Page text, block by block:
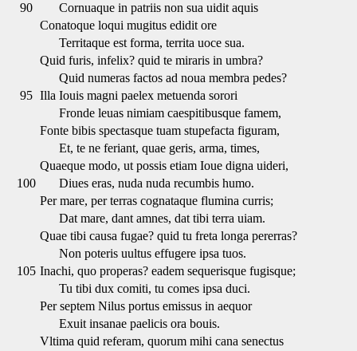
90
Cornuaque in patriis non sua uidit aquis
Conatoque loqui mugitus edidit ore
Territaque est forma, territa uoce sua.
Quid furis, infelix? quid te miraris in umbra?
Quid numeras factos ad noua membra pedes?
95 Illa Iouis magni paelex metuenda sorori
Fronde leuas nimiam caespitibusque famem,
Fonte bibis spectasque tuam stupefacta figuram,
Et, te ne feriant, quae geris, arma, times,
Quaeque modo, ut possis etiam Ioue digna uideri,
100
Diues eras, nuda nuda recumbis humo.
Per mare, per terras cognataque flumina curris;
Dat mare, dant amnes, dat tibi terra uiam.
Quae tibi causa fugae? quid tu freta longa pererras?
Non poteris uultus effugere ipsa tuos.
105 Inachi, quo properas? eadem sequerisque fugisque;
Tu tibi dux comiti, tu comes ipsa duci.
Per septem Nilus portus emissus in aequor
Exuit insanae paelicis ora bouis.
Vltima quid referam, quorum mihi cana senectus